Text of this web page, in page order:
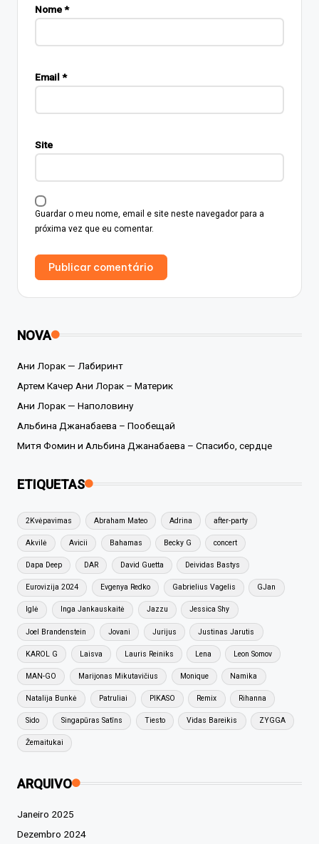
Nome*
Email *
Site
Guardar o meu nome, email e site neste navegador para a
próxima vez que eu comentar.
NOVA
Ани Лорак — Лабиринт
Артем Качер Ани Лорак – Материк
Ани Лорак — Наполовину
Альбина Джанабаева – Пообещай
Митя Фомин и Альбина Джанабаева – Спасибо, сердце
ETIQUETAS
2Kvėpavimas Abraham Mateo Adrina after-party
Akvilė Avicii Bahamas Becky G concert
Dapa Deep DAR David Guetta Deividas Bastys
Eurovizija 2024 Evgenya Redko Gabrielius Vagelis GJan
Iglė Inga Jankauskaitė Jazzu Jessica Shy
Joel Brandenstein Jovani Jurijus Justinas Jarutis
KAROL G Laisva Lauris Reiniks Lena Leon Somov
MAN-GO Marijonas Mikutavičius Monique Namika
Natalija Bunkė Patruliai PIKASO Remix Rihanna
Sido Singapūras Satīns Tiesto Vidas Bareikis ZYGGA
Žemaitukai
ARQUIVO
Janeiro 2025
Dezembro 2024